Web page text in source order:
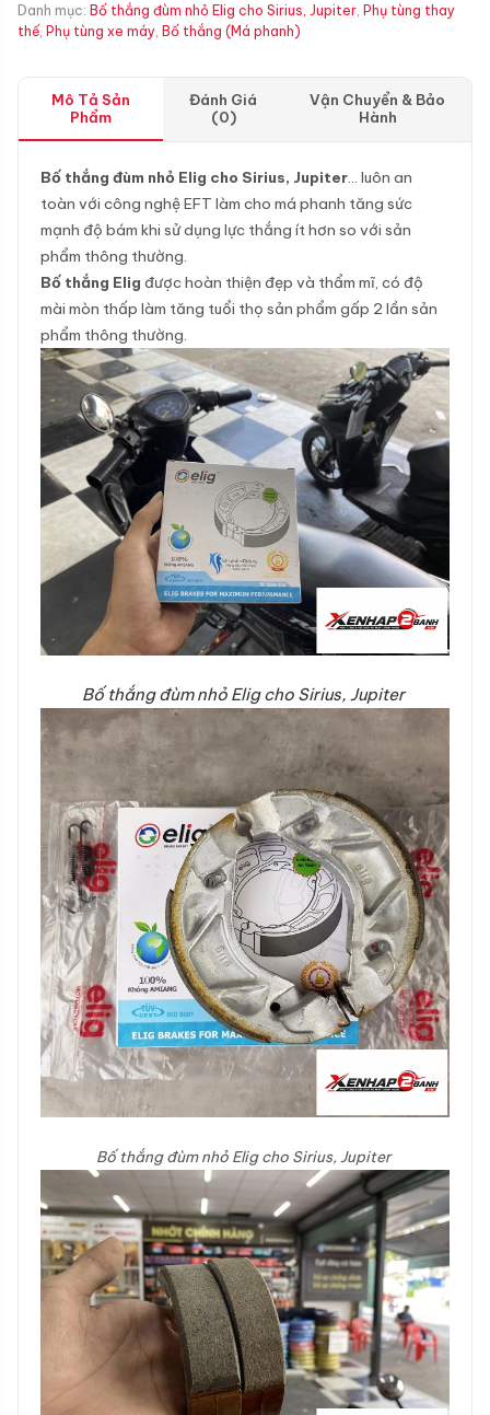
Danh mục: Bố thắng đùm nhỏ Elig cho Sirius, Jupiter, Phụ tùng thay
thế, Phụ tùng xe máy, Bố thắng (Má phanh)
Mô Tả Sản
Phẩm
Đánh Giá
(0)
Vận Chuyển & Bảo
Hành
Bố thắng đùm nhỏ Elig cho Sirius, Jupiter… luôn an
toàn với công nghệ EFT làm cho má phanh tăng sức
mạnh độ bám khi sử dụng lực thắng ít hơn so với sản
phẩm thông thường.
Bố thắng Elig được hoàn thiện đẹp và thẩm mĩ, có độ
mài mòn thấp làm tăng tuổi thọ sản phẩm gấp 2 lần sản
phẩm thông thường.
Bố thắng đùm nhỏ Elig cho Sirius, Jupiter
Bố thắng đùm nhỏ Elig cho Sirius, Jupiter